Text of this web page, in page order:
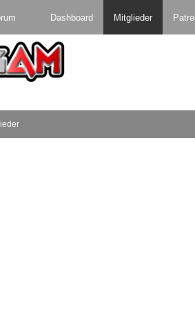
Dashboard Mitglieder